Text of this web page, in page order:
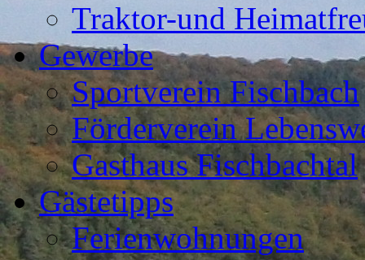
Traktor-und
Gewerbe
Sportverein Fischbach
Förderverein
Gasthaus Fischbachtal
Gästetipps
Ferienwohnungen